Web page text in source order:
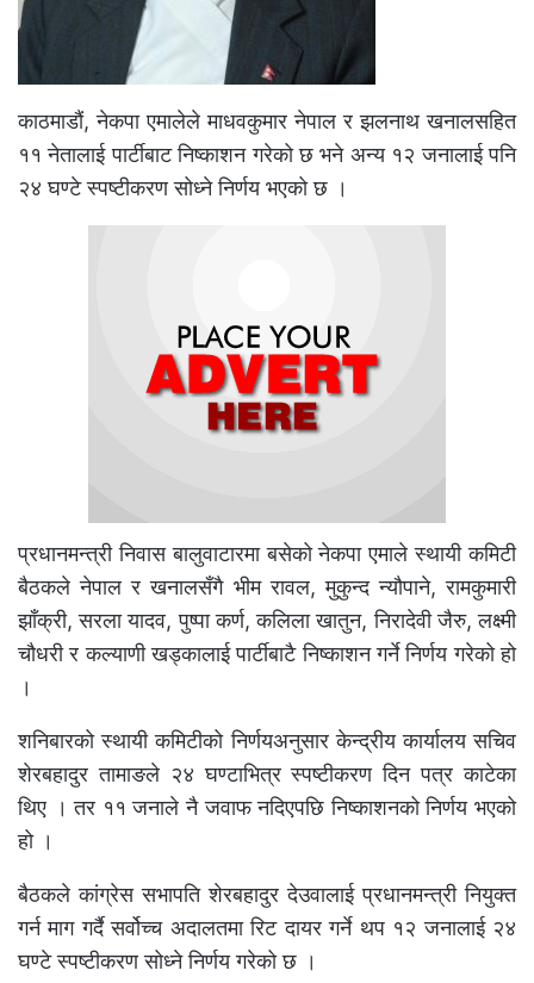
काठमाडौं, नेकपा एमालेले माधवकुमार नेपाल र झलनाथ खनालसहित
११ नेतालाई पार्टीबाट निष्काशन गरेको छ भने अन्य १२ जनालाई पनि
२४ घण्टे स्पष्टीकरण सोध्ने निर्णय भएको छ ।
प्रधानमन्त्री निवास बालुवाटारमा बसेको नेकपा एमाले स्थायी कमिटी
बैठकले नेपाल र खनालसँगै भीम रावल, मुकुन्द न्यौपाने, रामकुमारी
झाँक्री, सरला यादव, पुष्पा कर्ण, कलिला खातुन, निरादेवी जैरु, लक्ष्मी
चौधरी र कल्याणी खड्कालाई पार्टीबाटै निष्काशन गर्ने निर्णय गरेको हो
।
शनिबारको स्थायी कमिटीको निर्णयअनुसार केन्द्रीय कार्यालय सचिव
शेरबहादुर तामाङले २४ घण्टाभित्र स्पष्टीकरण दिन पत्र काटेका
थिए । तर ११ जनाले नै जवाफ नदिएपछि निष्काशनको निर्णय भएको
हो ।
बैठकले कांग्रेस सभापति शेरबहादुर देउवालाई प्रधानमन्त्री नियुक्त
गर्न माग गर्दै सर्वोच्च अदालतमा रिट दायर गर्ने थप १२ जनालाई २४
घण्टे स्पष्टीकरण सोध्ने निर्णय गरेको छ ।